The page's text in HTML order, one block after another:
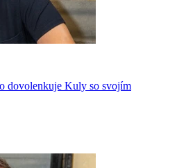
dovolenkuje Kuly so svojím